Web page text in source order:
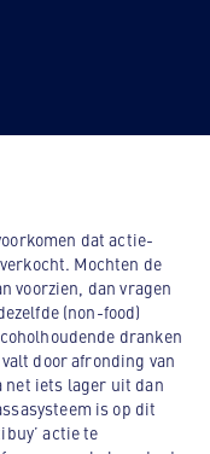
dat actie-
Mochten de
voorzien, dan vragen
(non-food)
dranken
door afronding van
net iets lager uit dan
is op dit
actie te